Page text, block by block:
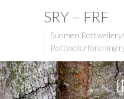
SRY – FRF
Suomen
Rottweilerförening